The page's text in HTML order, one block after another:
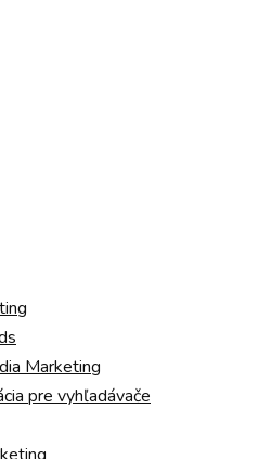
Marketing
pre vyhľadávače